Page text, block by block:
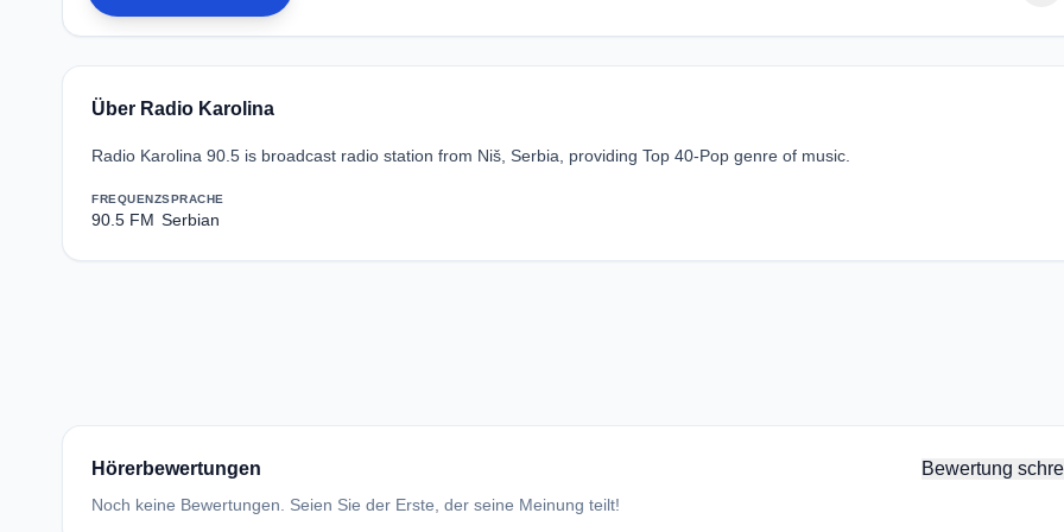
Über Radio Karolina
Radio Karolina 90.5 is broadcast radio station from Niš, Serbia, providing Top 40-Pop genre of music.
FREQUENZ
90.5 FM
SPRACHE
Serbian
Hörerbewertungen Bewertung
Noch keine Bewertungen. Seien Sie der Erste, der seine Meinung teilt!